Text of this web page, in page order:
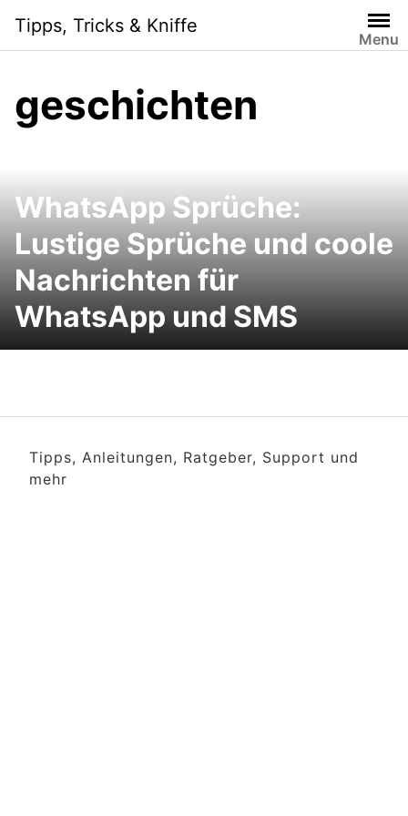
content
Tipps, Tricks & Kniffe
Menu
geschichten
WhatsApp Sprüche:
Lustige Sprüche und coole
Nachrichten für
WhatsApp und SMS
Tipps, Anleitungen, Ratgeber, Support und
mehr